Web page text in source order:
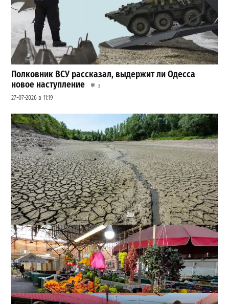
Полковник ВСУ рассказал, выдержит ли Одесса
новое наступление
2
27-07-2026 в 11:19
Днестр рекордно обмелел: одесситов просят срочно
экономить воду
2
29-07-2026 в 19:28
ВИБОР РЕДАКЦИИ